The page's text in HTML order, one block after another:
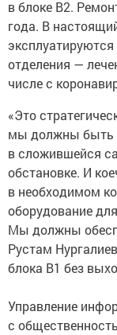
в блоке B2.
года. В
отделения —
числе с
«Это
мы должны быть
в сложившейся
обстановке. И
в необходимом
оборудование
Мы должны
Рустам
блока В1 без
Управление
с